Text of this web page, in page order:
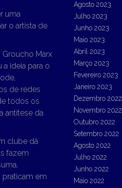
uma
o artista de
Marx
ideia para o
de redes
todos os
antítese da
clube dá
fazem
praticam em
Agosto 2023
Julho 2023
Junho 2023
Maio 2023
Abril 2023
Março 2023
Fevereiro 2023
Janeiro 2023
Dezembro 2022
Novembro 2022
Outubro 2022
Setembro 2022
Agosto 2022
Julho 2022
Junho 2022
Maio 2022